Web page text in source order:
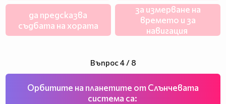
да предсказва
съдбата на хората
за измерване на
времето и за
навигация
Въпрос 4 / 8
Орбитите на планетите от Слънчевата
система са: